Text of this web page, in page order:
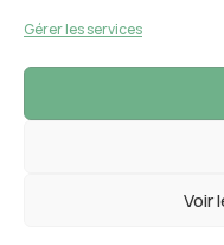
Gérer les services
Voir
K